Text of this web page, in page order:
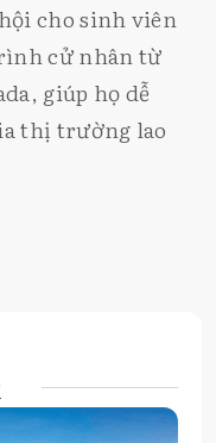
cho sinh viên
cử nhân từ
giúp họ dễ
thị trường lao